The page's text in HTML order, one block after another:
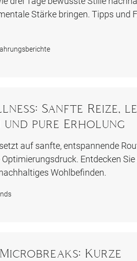
Stärke bringen. Tipps und
Sanfte Reize,
und pure Erholung
auf sanfte, entspannende
Entdecken
Wohlbefinden.
Kurze